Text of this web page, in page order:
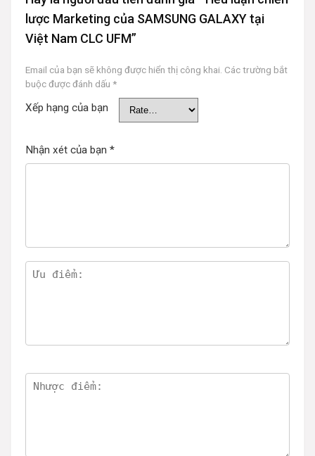
lược Marketing của SAMSUNG GALAXY tại
Việt Nam CLC UFM”
Email của bạn sẽ không được hiển thị công khai. Các trường bắt
buộc được đánh dấu *
Xếp hạng của bạn
Nhận xét của bạn *